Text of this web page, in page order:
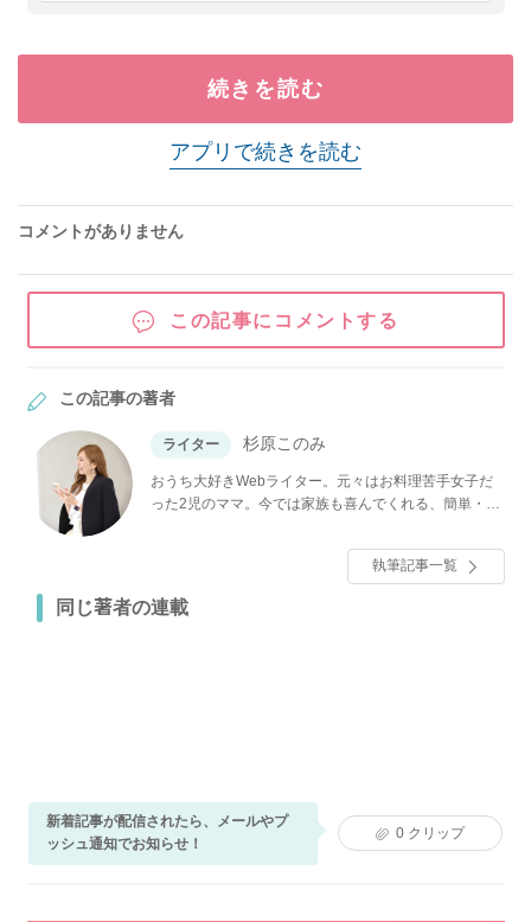
続きを読む
アプリで続きを読む
コメントがありません
この記事にコメントする
この記事の著者
ライター 杉原このみ
おうち大好きWebライター。元々はお料理苦手女子だ
った2児のママ。今では家族も喜んでくれる、簡単・お
インテリア、整理収納も好き。みなさんの役に立つ情
執筆記事一覧
同じ著者の連載
新着記事が配信されたら、メールやプ
ッシュ通知でお知らせ！
0 クリップ